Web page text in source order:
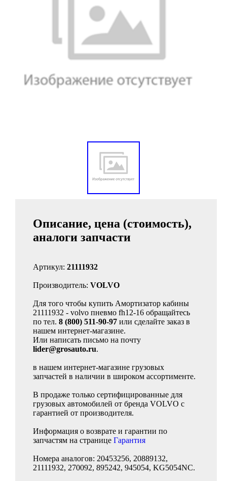
Описание, цена (стоимость),
аналоги запчасти
Артикул: 21111932
Производитель: VOLVO
Для того чтобы купить Амортизатор кабины
21111932 - volvo пневмо fh12-16 обращайтесь
по тел. 8 (800) 511-90-97 или сделайте заказ в
нашем интернет-магазине.
Или написать письмо на почту
lider@grosauto.ru.
в нашем интернет-магазине грузовых
запчастей в наличии в широком ассортименте.
В продаже только сертифицированные для
грузовых автомобилей от бренда VOLVO с
гарантией от производителя.
Информация о возврате и гарантии по
запчастям на странице Гарантия
Номера аналогов: 20453256, 20889132,
21111932, 270092, 895242, 945054, KG5054NC.